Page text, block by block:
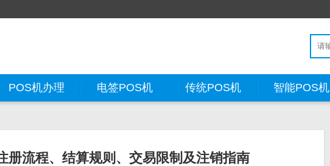
POS机办理 电签POS机 传统POS机 智能POS机
册流程、结算规则、交易限制及注销指南